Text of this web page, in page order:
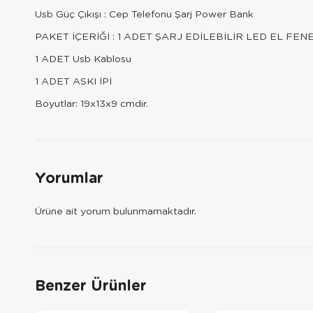
Usb Güç Çıkışı : Cep Telefonu Şarj Power Bank
PAKET İÇERİĞİ : 1 ADET ŞARJ EDİLEBİLİR LED EL
1 ADET Usb Kablosu
1 ADET ASKI İPİ
Boyutlar: 19x13x9 cmdir.
Yorumlar
Ürüne ait yorum bulunmamaktadır.
Benzer Ürünler